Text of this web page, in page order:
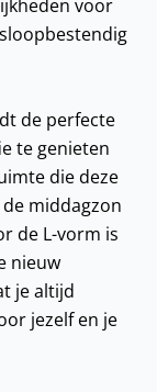
voor
de perfecte
te genieten
die deze
middagzon
de L-vorm is
nieuw
je altijd
jezelf en je